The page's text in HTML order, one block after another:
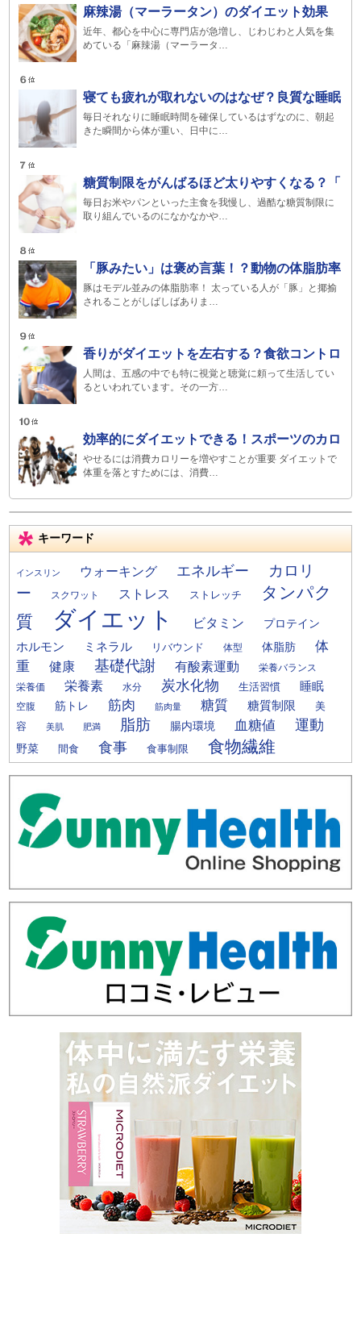
麻辣湯（マーラータン）のダイエット効果
近年、都心を中心に専門店が急増し、じわじわと人気を集
めている「麻辣湯（マーラータ…
寝ても疲れが取れないのはなぜ？良質な睡眠
毎日それなりに睡眠時間を確保しているはずなのに、朝起
きた瞬間から体が重い、日中に…
糖質制限をがんばるほど太りやすくなる？「
毎日お米やパンといった主食を我慢し、過酷な糖質制限に
取り組んでいるのになかなかや…
「豚みたい」は褒め言葉！？動物の体脂肪率
豚はモデル並みの体脂肪率！ 太っている人が「豚」と揶揄
されることがしばしばありま…
香りがダイエットを左右する？食欲コントロ
人間は、五感の中でも特に視覚と聴覚に頼って生活してい
るといわれています。その一方…
効率的にダイエットできる！スポーツのカロ
やせるには消費カロリーを増やすことが重要 ダイエットで
体重を落とすためには、消費…
キーワード
インスリン ウォーキング エネルギー
カロリ
ー
スクワット ストレス ストレッチ
タンパク
質
ダイエット ビタミン
プロテイン
ホルモン
ミネラル リバウンド 体型 体脂肪
体
重
健康 基礎代謝 有酸素運動 栄養バランス
栄養価 栄養素 水分 炭水化物 生活習慣 睡眠
空腹 筋トレ 筋肉 筋肉量 糖質 糖質制限
美
容
美肌 肥満 脂肪 腸内環境 血糖値 運動
野菜 間食 食事 食事制限 食物繊維